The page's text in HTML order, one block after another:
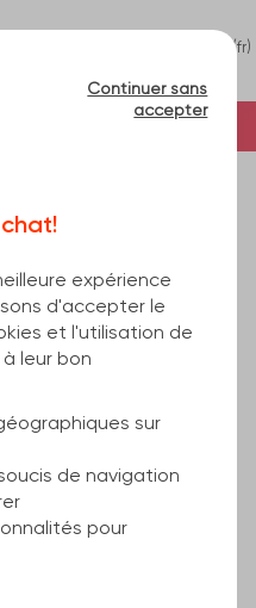
(fr)
10025-2 17100
Continuer sans
accepter
expérience
d'accepter le
et l'utilisation de
leur bon
sur
de navigation
pour